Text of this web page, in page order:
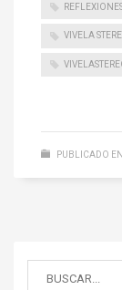
VIVELA
PUBLICADO EN